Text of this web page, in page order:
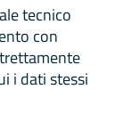
tecnico
con
i dati stessi